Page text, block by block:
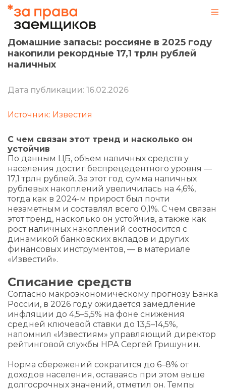
Домашние запасы: россияне в 2025 году
накопили рекордные 17,1 трлн рублей
наличных
Дата публикации: 16.02.2026
Источник: Известия
С чем связан этот тренд и насколько он
устойчив
По данным ЦБ, объем наличных средств у
населения достиг беспрецедентного уровня —
17,1 трлн рублей. За этот год сумма наличных
рублевых накоплений увеличилась на 4,6%,
тогда как в 2024-м прирост был почти
незаметным и составлял всего 0,1%. С чем связан
этот тренд, насколько он устойчив, а также как
рост наличных накоплений соотносится с
динамикой банковских вкладов и других
финансовых инструментов, — в материале
«Известий».
Списание средств
Согласно макроэкономическому прогнозу Банка
России, в 2026 году ожидается замедление
инфляции до 4,5–5,5% на фоне снижения
средней ключевой ставки до 13,5–14,5%,
напомнил «Известиям» управляющий директор
рейтинговой службы НРА Сергей Гришунин.
Норма сбережений сократится до 6–8% от
доходов населения, оставаясь при этом выше
долгосрочных значений, отметил он. Темпы